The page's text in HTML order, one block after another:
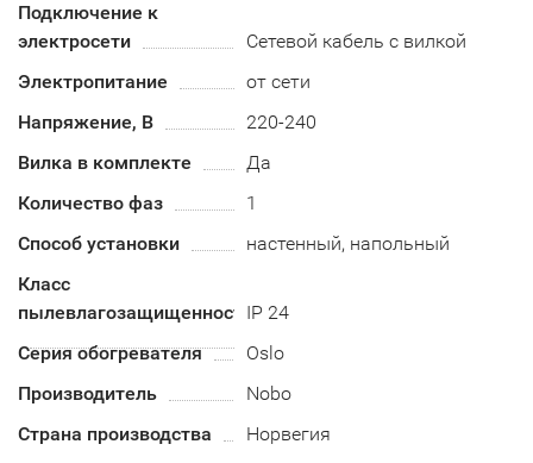
Подключение к
электросети
Сетевой кабель с вилкой
Электропитание
от сети
Напряжение, В
220-240
Вилка в комплекте
Да
Количество фаз
1
Способ установки
настенный, напольный
Класс
пылевлагозащищенностиIP 24
Серия обогревателя
Oslo
Производитель
Nobo
Страна производства
Норвегия